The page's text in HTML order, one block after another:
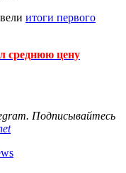
итоги первого
среднюю цену
Подписывайтесь